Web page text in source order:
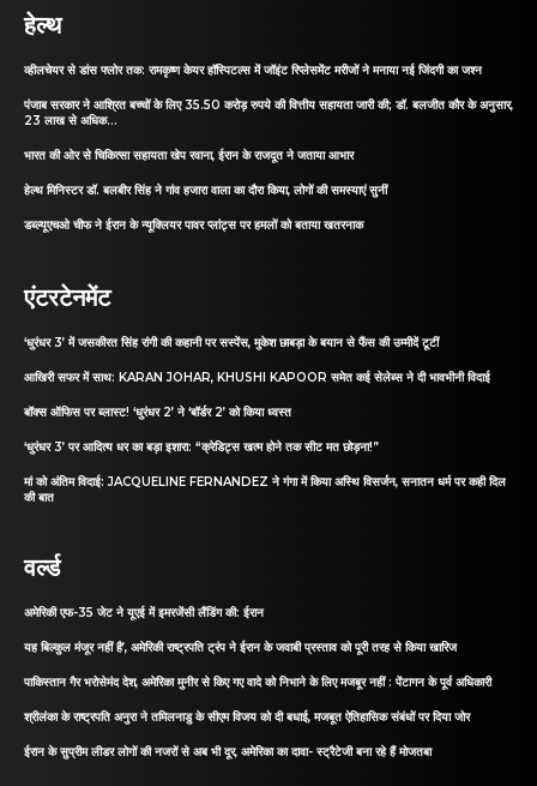
हेल्थ
व्हीलचेयर से डांस फ्लोर तक: रामकृष्ण केयर हॉस्पिटल्स में जॉइंट रिप्लेसमेंट मरीजों ने मनाया नई जिंदगी का जश्न
पंजाब सरकार ने आश्रित बच्चों के लिए 35.50 करोड़ रुपये की वित्तीय सहायता जारी की; डॉ. बलजीत कौर के अनुसार,
23 लाख से अधिक...
भारत की ओर से चिकित्सा सहायता खेप रवाना, ईरान के राजदूत ने जताया आभार
हेल्थ मिनिस्टर डॉ. बलबीर सिंह ने गांव हजारा वाला का दौरा किया, लोगों की समस्याएं सुनीं
डब्ल्यूएचओ चीफ ने ईरान के न्यूक्लियर पावर प्लांट्स पर हमलों को बताया खतरनाक
एंटरटेनमेंट
‘धुरंधर 3’ में जसकीरत सिंह रांगी की कहानी पर सस्पेंस, मुकेश छाबड़ा के बयान से फैंस की उम्मीदें टूटीं
आखिरी सफर में साथ: KARAN JOHAR, KHUSHI KAPOOR समेत कई सेलेब्स ने दी भावभीनी विदाई
बॉक्स ऑफिस पर ब्लास्ट! ‘धुरंधर 2’ ने ‘बॉर्डर 2’ को किया ध्वस्त
‘धुरंधर 3’ पर आदित्य धर का बड़ा इशारा: “क्रेडिट्स खत्म होने तक सीट मत छोड़ना!”
मां को अंतिम विदाई: JACQUELINE FERNANDEZ ने गंगा में किया अस्थि विसर्जन, सनातन धर्म पर कही दिल
की बात
वर्ल्ड
अमेरिकी एफ-35 जेट ने यूएई में इमरजेंसी लैंडिंग की: ईरान
यह बिल्कुल मंजूर नहीं है’, अमेरिकी राष्ट्रपति ट्रंप ने ईरान के जवाबी प्रस्ताव को पूरी तरह से किया खारिज
पाकिस्तान गैर भरोसेमंद देश, अमेरिका मुनीर से किए गए वादे को निभाने के लिए मजबूर नहीं : पेंटागन के पूर्व अधिकारी
श्रीलंका के राष्ट्रपति अनुरा ने तमिलनाडु के सीएम विजय को दी बधाई, मजबूत ऐतिहासिक संबंधों पर दिया जोर
ईरान के सुप्रीम लीडर लोगों की नजरों से अब भी दूर, अमेरिका का दावा- स्ट्रैटेजी बना रहे हैं मोजतबा